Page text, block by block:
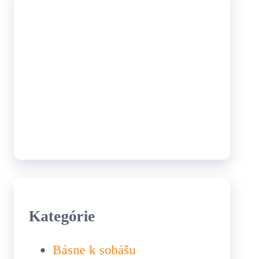
Kategórie
Básne k sobášu